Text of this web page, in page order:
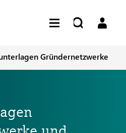
Gründernetzwerke